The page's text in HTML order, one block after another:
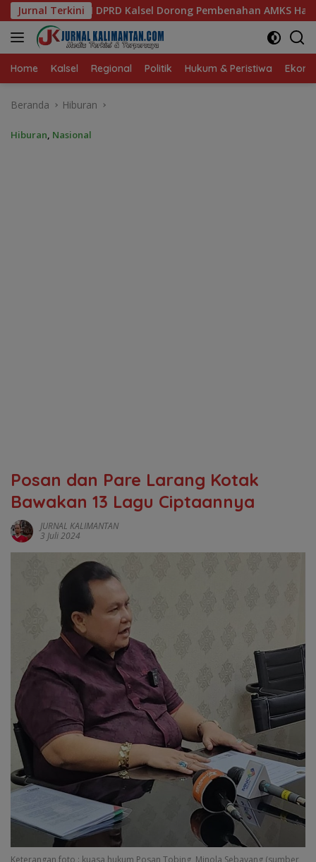
Langsung
ke
konten
Jurnal Terkini
Pembenahan AMKS Hasanuddin Ketua TP PKK
Home Kalsel Regional Politik Hukum & Peristiwa
Beranda Hiburan
Hiburan, Nasional
Posan dan Pare Larang Kotak
Bawakan 13 Lagu Ciptaannya
JURNAL KALIMANTAN
3 Juli 2024
Keterangan foto : kuasa hukum Posan Tobing, Minola Sebayang (sumber